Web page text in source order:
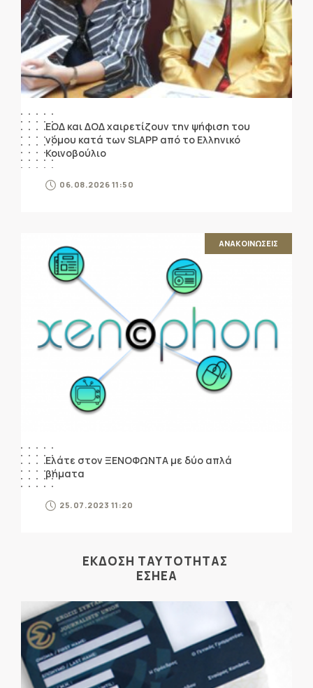
ΕΟΔ και ΔΟΔ χαιρετίζουν την ψήφιση του
νόμου κατά των SLAPP από το Ελληνικό
Κοινοβούλιο
06.08.2026 11:50
ΑΝΑΚΟΙΝΩΣΕΙΣ
Ελάτε στον ΞΕΝΟΦΩΝΤΑ με δύο απλά
βήματα
25.07.2023 11:20
ΕΚΔΟΣΗ ΤΑΥΤΟΤΗΤΑΣ
ΕΣΗΕΑ